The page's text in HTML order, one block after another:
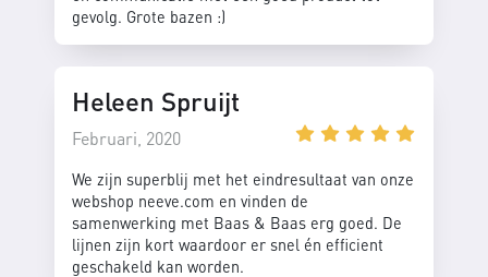
gevolg. Grote bazen :)
Heleen Spruijt
Februari, 2020
We zijn superblij met het eindresultaat van onze
webshop neeve.com en vinden de
samenwerking met Baas & Baas erg goed. De
lijnen zijn kort waardoor er snel én efficient
geschakeld kan worden.